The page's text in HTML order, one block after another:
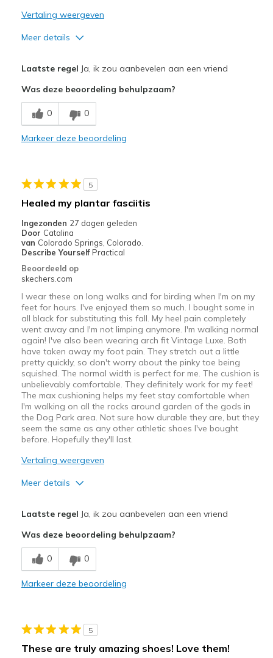
Width
View On Shoes
Vertaling weergeven
Meer details
Breathe Well
Comfortable
Beste toepassingen
Width
Feels true to width
Sizing
Feels true to size
View On Shoes
Laatste regel Ja, ik zou aanbevelen aan een vriend
Was deze beoordeling behulpzaam?
0 0
Markeer deze beoordeling
5
Healed my plantar fasciitis
Ingezonden 27 dagen geleden
Door Catalina
van Colorado Springs, Colorado.
Describe Yourself Practical
Beoordeeld op
skechers.com
I wear these on long walks and for birding when I'm on my
feet for hours. I've enjoyed them so much. I bought some in
all black for substituting this fall. My heel pain completely
went away and I'm not limping anymore. I'm walking normal
again! I've also been wearing arch fit Vintage Luxe. Both
have taken away my foot pain. They stretch out a little
pretty quickly, so don't worry about the pinky toe being
squished. The normal width is perfect for me. The cushion is
unbelievably comfortable. They definitely work for my feet!
The max cushioning helps my feet stay comfortable when
I'm walking on all the rocks around garden of the gods in
the Dog Park area. Not sure how durable they are, but they
seem the same as any other athletic shoes I've bought
before. Hopefully they'll last.
Vertaling weergeven
Meer details
Beste toepassingen
Casual Wear
Travel
Sizing
Feels true to size
View On Shoes
Shoes are for Wearing
Laatste regel Ja, ik zou aanbevelen aan een vriend
Was deze beoordeling behulpzaam?
0 0
Markeer deze beoordeling
5
These are truly amazing shoes! Love them!